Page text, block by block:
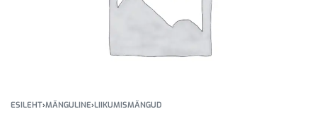
ESILEHT›MÄNGULINE›LIIKUMISMÄNGUD